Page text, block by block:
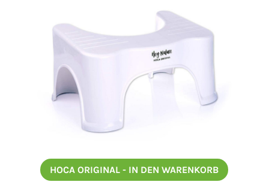
HOCA ORIGINAL - IN DEN WARENKORB